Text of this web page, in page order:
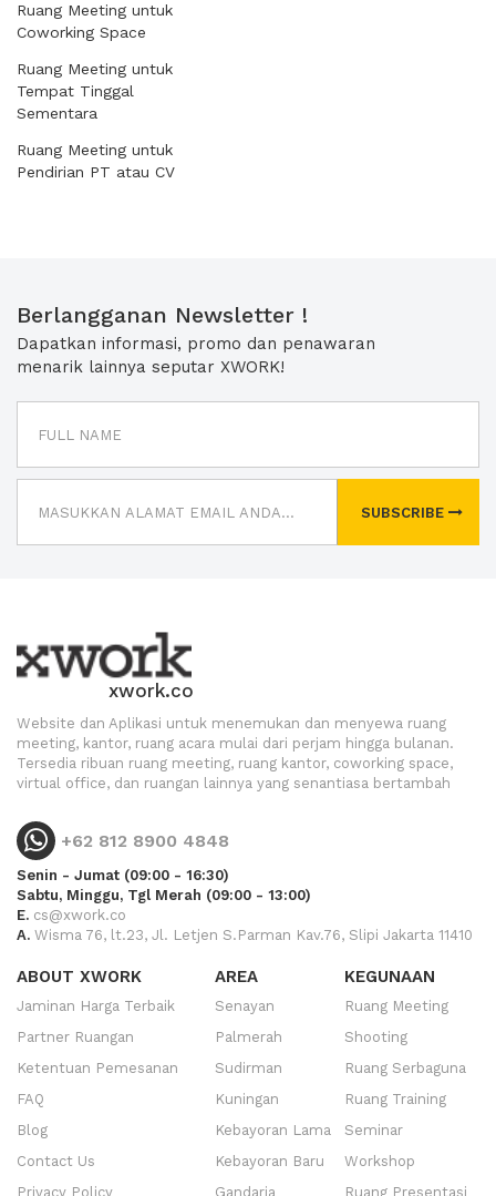
Ruang Meeting untuk
Coworking Space
Ruang Meeting untuk
Tempat Tinggal
Sementara
Ruang Meeting untuk
Pendirian PT atau CV
Berlangganan Newsletter !
Dapatkan informasi, promo dan penawaran
menarik lainnya seputar XWORK!
SUBSCRIBE
xwork.co
Website dan Aplikasi untuk menemukan dan menyewa ruang
meeting, kantor, ruang acara mulai dari perjam hingga bulanan.
Tersedia ribuan ruang meeting, ruang kantor, coworking space,
virtual office, dan ruangan lainnya yang senantiasa bertambah
+62 812 8900 4848
Senin - Jumat (09:00 - 16:30)
Sabtu, Minggu, Tgl Merah (09:00 - 13:00)
E. cs@xwork.co
A. Wisma 76, lt.23, Jl. Letjen S.Parman Kav.76, Slipi Jakarta 11410
ABOUT XWORK
Jaminan Harga Terbaik
Partner Ruangan
Ketentuan Pemesanan
FAQ
Blog
Contact Us
Privacy Policy
AREA
Senayan
Palmerah
Sudirman
Kuningan
Kebayoran Lama
Kebayoran Baru
Gandaria
KEGUNAAN
Ruang Meeting
Shooting
Ruang Serbaguna
Ruang Training
Seminar
Workshop
Ruang Presentasi